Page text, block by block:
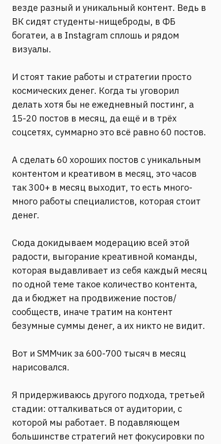
везде разный и уникальный контент. Ведь в
ВК сидят студенты-нищеброды, в ФБ
богатеи, а в Instagram сплошь и рядом
визуалы.
И стоят такие работы и стратегии просто
космических денег. Когда ты уговорил
делать хотя бы не ежедневный постинг, а
15-20 постов в месяц, да ещё и в трёх
соцсетях, суммарно это всё равно 60 постов.
А сделать 60 хороших постов с уникальным
контентом и креативом в месяц, это часов
так 300+ в месяц выходит, то есть много-
много работы специалистов, которая стоит
денег.
Сюда докидываем модерацию всей этой
радости, выгорание креативной команды,
которая выдавливает из себя каждый месяц
по одной теме такое количество контента,
да и бюджет на продвижение постов/
сообществ, иначе тратим на контент
безумные суммы денег, а их никто не видит.
Вот и SMMчик за 600-700 тысяч в месяц
нарисовался.
Я придерживаюсь другого подхода, третьей
стадии: отталкиваться от аудитории, с
которой мы работает. В подавляющем
большинстве стратегий нет фокусировки по